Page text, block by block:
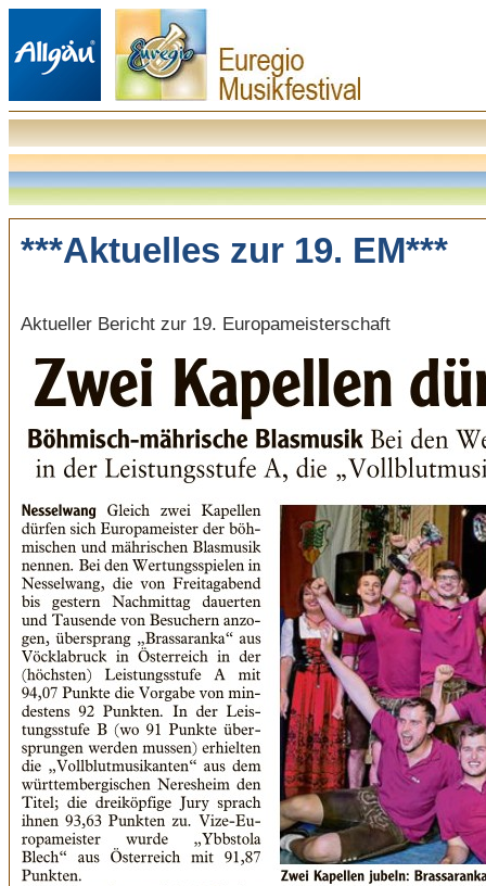
***Aktuelles zur 19. EM***
Aktueller Bericht zur 19. Europameisterschaft